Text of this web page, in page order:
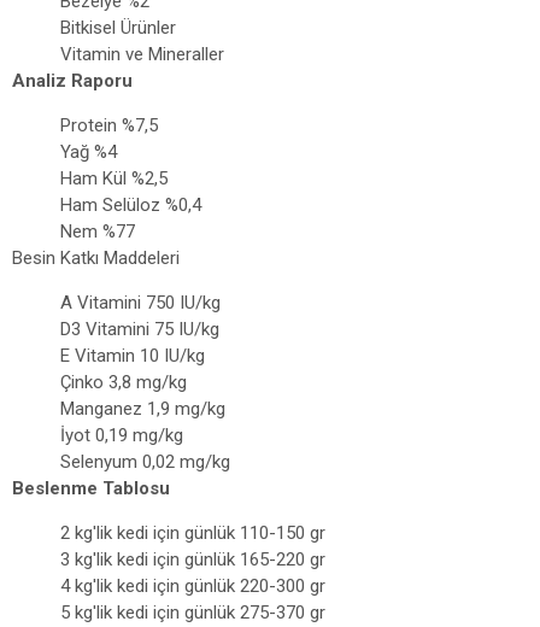
Bitkisel Ürünler
Vitamin ve Mineraller
Analiz Raporu
Protein %7,5
Yağ %4
Ham Kül %2,5
Ham Selüloz %0,4
Nem %77
Besin Katkı Maddeleri
​A Vitamini 750 IU/kg
D3 Vitamini 75 IU/kg
E Vitamin 10 IU/kg
Çinko 3,8 mg/kg
Manganez 1,9 mg/kg
İyot 0,19 mg/kg
Selenyum 0,02 mg/kg
Beslenme Tablosu
2 kg'lik kedi için günlük 110-150 gr
3 kg'lik kedi için günlük 165-220 gr
4 kg'lik kedi için günlük 220-300 gr
5 kg'lik kedi için günlük 275-370 gr